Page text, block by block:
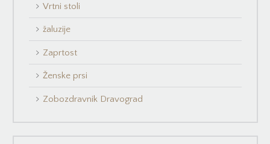
Vrtni stoli
žaluzije
Zaprtost
Ženske prsi
Zobozdravnik Dravograd